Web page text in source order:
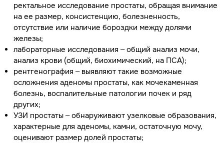
ректальное исследование простаты, обращая внимание
на ее размер, консистенцию, болезненность,
отсутствие или наличие бороздки между долями
железы;
лабораторные исследования – общий анализ мочи,
анализ крови (общий, биохимический, на ПСА);
рентгенография – выявляют такие возможные
осложнения аденомы простаты, как мочекаменная
болезнь, воспалительные патологии почек и ряд
других;
УЗИ простаты – обнаруживают узелковые образования,
характерные для аденомы, камни, остаточную мочу,
оценивают размер долей простаты;